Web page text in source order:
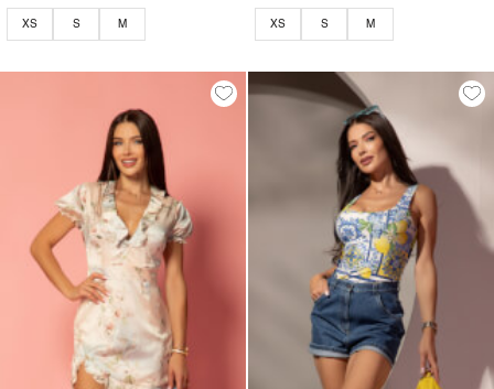
XS S M XS S M